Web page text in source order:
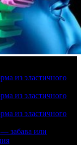
из эластичного
из эластичного
из эластичного
забава или